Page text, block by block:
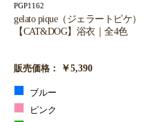
PGP1162
gelato pique（ジェラートピケ）
【CAT&DOG】浴衣｜全4色
販売価格： ￥5,390
ブルー
ピンク